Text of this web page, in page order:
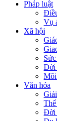
Pháp luật
Vụ
Xã hội
Đời
Văn hóa
Đời